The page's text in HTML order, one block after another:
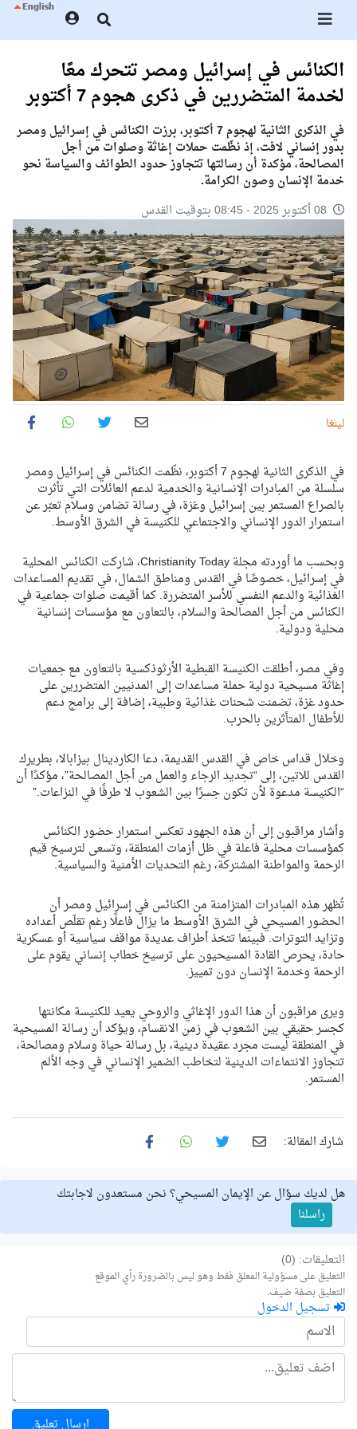
الكنائس في إسرائيل ومصر تتحرك معًا
لخدمة المتضررين في ذكرى هجوم 7 أكتوبر
في الذكرى الثانية لهجوم 7 أكتوبر، برزت الكنائس في إسرائيل ومصر
بدور إنساني لافت، إذ نظّمت حملات إغاثة وصلوات من أجل
المصالحة، مؤكدة أن رسالتها تتجاوز حدود الطوائف والسياسة نحو
خدمة الإنسان وصون الكرامة.
لينغا
في الذكرى الثانية لهجوم 7 أكتوبر، نظّمت الكنائس في إسرائيل ومصر
سلسلة من المبادرات الإنسانية والخدمية لدعم العائلات التي تأثرت
بالصراع المستمر بين إسرائيل وغزة، في رسالة تضامن وسلام تعبّر عن
استمرار الدور الإنساني والاجتماعي للكنيسة في الشرق الأوسط.
وبحسب ما أوردته مجلة Christianity Today، شاركت الكنائس المحلية
في إسرائيل، خصوصًا في القدس ومناطق الشمال، في تقديم المساعدات
الغذائية والدعم النفسي للأسر المتضررة. كما أقيمت صلوات جماعية في
الكنائس من أجل المصالحة والسلام، بالتعاون مع مؤسسات إنسانية
محلية ودولية.
وفي مصر، أطلقت الكنيسة القبطية الأرثوذكسية بالتعاون مع جمعيات
إغاثة مسيحية دولية حملة مساعدات إلى المدنيين المتضررين على
حدود غزة، تضمنت شحنات غذائية وطبية، إضافة إلى برامج دعم
للأطفال المتأثرين بالحرب.
وخلال قداس خاص في القدس القديمة، دعا الكاردينال بيزابالا، بطريرك
القدس للاتين، إلى “تجديد الرجاء والعمل من أجل المصالحة”، مؤكدًا أن
“الكنيسة مدعوة لأن تكون جسرًا بين الشعوب لا طرفًا في النزاعات.”
وأشار مراقبون إلى أن هذه الجهود تعكس استمرار حضور الكنائس
كمؤسسات محلية فاعلة في ظل أزمات المنطقة، وتسعى لترسيخ قيم
الرحمة والمواطنة المشتركة، رغم التحديات الأمنية والسياسية.
تُظهر هذه المبادرات المتزامنة من الكنائس في إسرائيل ومصر أن
الحضور المسيحي في الشرق الأوسط ما يزال فاعلًا رغم تقلّص أعداده
وتزايد التوترات. فبينما تتخذ أطراف عديدة مواقف سياسية أو عسكرية
حادة، يحرص القادة المسيحيون على ترسيخ خطاب إنساني يقوم على
الرحمة وخدمة الإنسان دون تمييز.
ويرى مراقبون أن هذا الدور الإغاثي والروحي يعيد للكنيسة مكانتها
كجسر حقيقي بين الشعوب في زمن الانقسام، ويؤكد أن رسالة المسيحية
في المنطقة ليست مجرد عقيدة دينية، بل رسالة حياة وسلام ومصالحة،
تتجاوز الانتماءات الدينية لتخاطب الضمير الإنساني في وجه الألم
المستمر.
شارك المقالة:
هل لديك سؤال عن الإيمان المسيحي؟ نحن مستعدون لاجابتك
راسلنا
التعليقات: (0)
التعليق على مسؤولية المعلق فقط وهو ليس بالضرورة رأي الموقع
التعليق بصفة ضيف.
تسجيل الدخول
ارسال تعليق